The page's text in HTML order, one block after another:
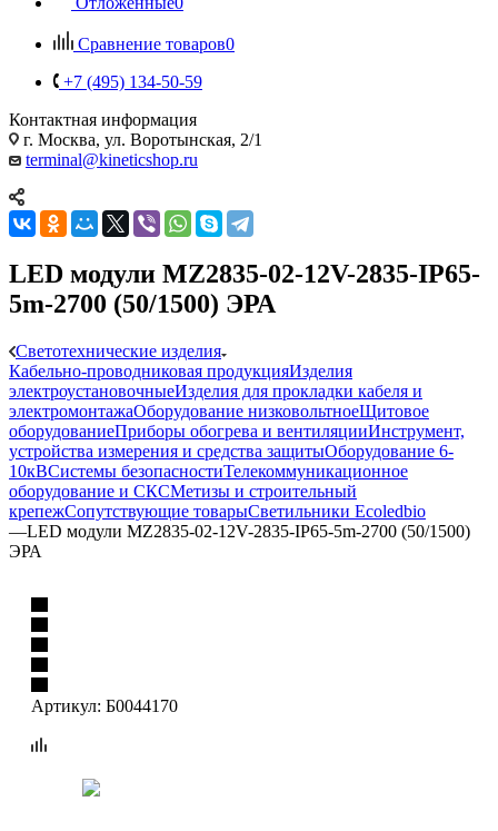
Сравнение товаров0
+7 (495) 134-50-59
Контактная информация
г. Москва, ул. Воротынская, 2/1
terminal@kineticshop.ru
LED модули MZ2835-02-12V-2835-IP65-
5m-2700 (50/1500) ЭРА
Светотехнические изделия
Кабельно-проводниковая продукцияИзделия
электроустановочныеИзделия для прокладки кабеля и
электромонтажаОборудование низковольтноеЩитовое
оборудованиеПриборы обогрева и вентиляцииИнструмент,
устройства измерения и средства защитыОборудование 6-
10кВСистемы безопасностиТелекоммуникационное
оборудование и СКСМетизы и строительный
крепежСопутствующие товарыСветильники Ecoledbio
—LED модули MZ2835-02-12V-2835-IP65-5m-2700 (50/1500)
ЭРА
Артикул: Б0044170